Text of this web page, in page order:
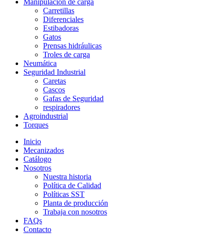
Manipulación de carga
Carretillas
Diferenciales
Estibadoras
Gatos
Prensas hidráulicas
Troles de carga
Neumática
Seguridad Industrial
Caretas
Cascos
Gafas de Seguridad
respiradores
Agroindustrial
Torques
Inicio
Mecanizados
Catálogo
Nosotros
Nuestra historia
Política de Calidad
Políticas SST
Planta de producción
Trabaja con nosotros
FAQs
Contacto